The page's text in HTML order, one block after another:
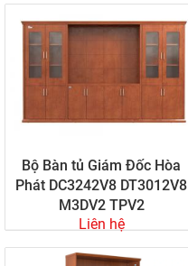
Bộ Bàn tủ Giám Đốc Hòa
Phát DC3242V8 DT3012V8
M3DV2 TPV2
Liên hệ